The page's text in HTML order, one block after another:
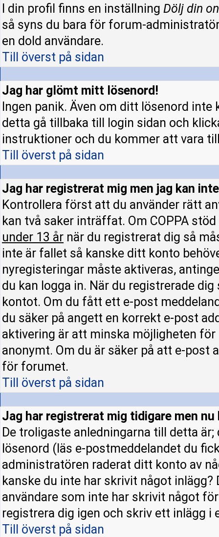
I din profil finns en inställning Dölj din
så syns du bara för forum-
en dold användare.
Till överst på sidan
Jag har glömt mitt lösenord!
Ingen panik. Även om ditt lösenord
detta gå tillbaka till login sidan och
instruktioner och du kommer att vara
Till överst på sidan
Jag har registrerat mig men jag kan
Kontrollera först att du använder rätt
kan två saker inträffat. Om COPPA
under 13 år när du registrerat dig så
inte är fallet så kanske ditt konto
nyregisteringar måste aktiveras,
du kan logga in. När du registrerade
kontot. Om du fått ett e-post
du säker på angett en korrekt e-post
aktivering är att minska möjligheten för
anonymt. Om du är säker på att e-
för forumet.
Till överst på sidan
Jag har registrerat mig tidigare men
De troligaste anledningarna till detta
lösenord (läs e-postmeddelandet du
administratören raderat ditt konto av
kanske du inte har skrivit något
användare som inte har skrivit något
registrera dig igen och skriv ett inlägg i
Till överst på sidan